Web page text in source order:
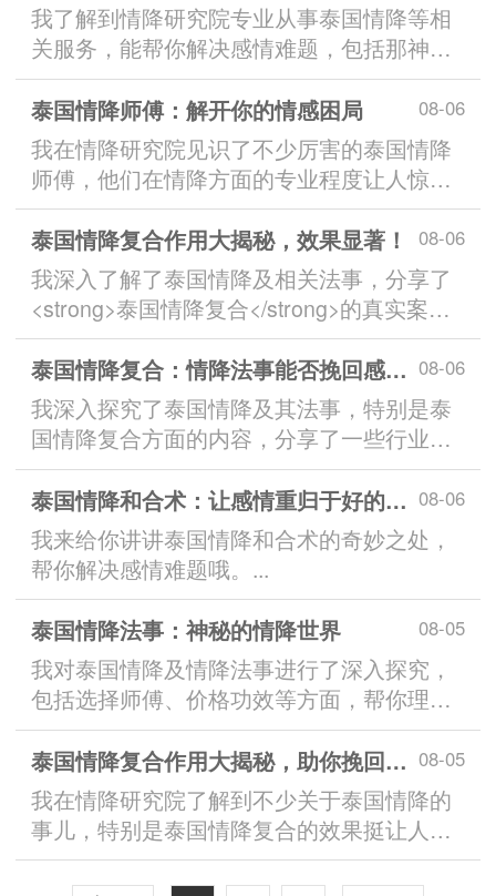
我了解到情降研究院专业从事泰国情降等相
关服务，能帮你解决感情难题，包括那神秘
的**情降挽回婚姻**哦。...
08-06
泰国情降师傅：解开你的情感困局
我在情降研究院见识了不少厉害的泰国情降
师傅，他们在情降方面的专业程度让人惊
叹，选对师傅真的很重要哦。...
08-06
泰国情降复合作用大揭秘，效果显著！
我深入了解了泰国情降及相关法事，分享了
<strong>泰国情降复合</strong>的真实案例
与注意事项，想了解的朋友别错过。...
08-06
泰国情降复合：情降法事能否挽回感情与婚姻？
我深入探究了泰国情降及其法事，特别是泰
国情降复合方面的内容，分享了一些行业内
幕和实际体验。...
08-06
泰国情降和合术：让感情重归于好的神秘力量
我来给你讲讲泰国情降和合术的奇妙之处，
帮你解决感情难题哦。...
08-05
泰国情降法事：神秘的情降世界
我对泰国情降及情降法事进行了深入探究，
包括选择师傅、价格功效等方面，帮你理性
认识这神秘的情降世界。...
08-05
泰国情降复合作用大揭秘，助你挽回感情与婚姻
我在情降研究院了解到不少关于泰国情降的
事儿，特别是泰国情降复合的效果挺让人好
奇，分享给大家。...